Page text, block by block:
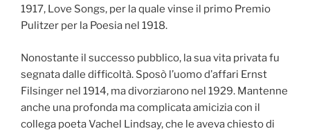
1917, Love Songs, per la quale vinse il primo Premio
Pulitzer per la Poesia nel 1918.
Nonostante il successo pubblico, la sua vita privata fu
segnata dalle difficoltà. Sposò l’uomo d’affari Ernst
Filsinger nel 1914, ma divorziarono nel 1929. Mantenne
anche una profonda ma complicata amicizia con il
collega poeta Vachel Lindsay, che le aveva chiesto di